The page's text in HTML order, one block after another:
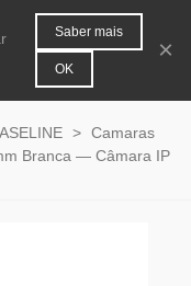
0
> Camaras
Branca — Câmara IP
Saber mais
OK
×